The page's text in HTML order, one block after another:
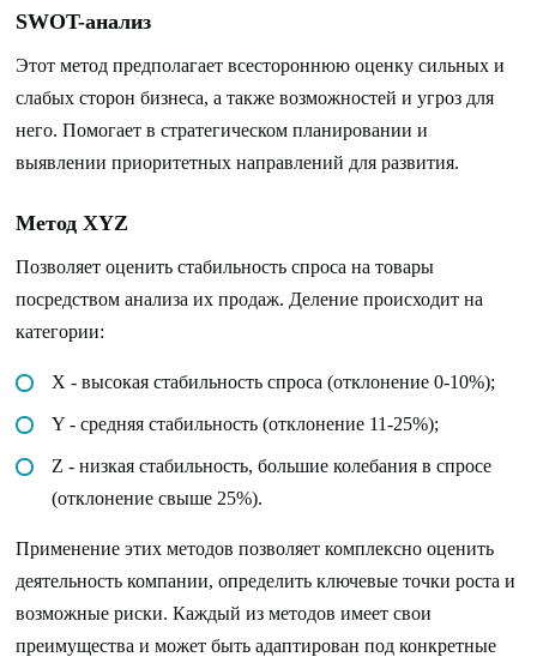
SWOT-анализ
Этот метод предполагает всестороннюю оценку сильных и
слабых сторон бизнеса, а также возможностей и угроз для
него. Помогает в стратегическом планировании и
выявлении приоритетных направлений для развития.
Метод XYZ
Позволяет оценить стабильность спроса на товары
посредством анализа их продаж. Деление происходит на
категории:
X - высокая стабильность спроса (отклонение 0-10%);
Y - средняя стабильность (отклонение 11-25%);
Z - низкая стабильность, большие колебания в спросе
(отклонение свыше 25%).
Применение этих методов позволяет комплексно оценить
деятельность компании, определить ключевые точки роста и
возможные риски. Каждый из методов имеет свои
преимущества и может быть адаптирован под конкретные